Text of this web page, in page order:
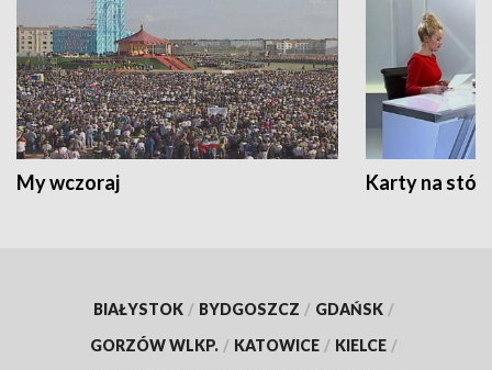
My wczoraj Karty na
BIAŁYSTOK / BYDGOSZCZ / GDAŃSK /
GORZÓW WLKP. / KATOWICE / KIELCE /